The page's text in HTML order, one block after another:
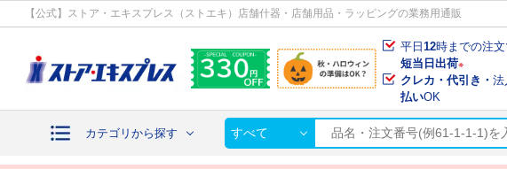
【公式】ストア・エキスプレス（ストエキ）店舗什器・店舗用品・ラッピングの業務用通販
平日12時までの注
短当日出荷※
クレカ・代引き・法
払いOK
カテゴリから探す すべて